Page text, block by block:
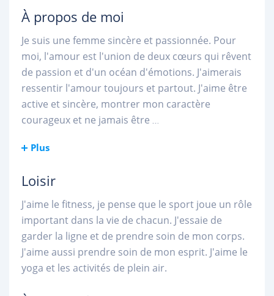
À propos de moi
Je suis une femme sincère et passionnée. Pour
moi, l'amour est l'union de deux cœurs qui rêvent
de passion et d'un océan d'émotions. J'aimerais
ressentir l'amour toujours et partout. J'aime être
active et sincère, montrer mon caractère
courageux et ne jamais être ...
Plus
Loisir
J'aime le fitness, je pense que le sport joue un rôle
important dans la vie de chacun. J'essaie de
garder la ligne et de prendre soin de mon corps.
J'aime aussi prendre soin de mon esprit. J'aime le
yoga et les activités de plein air.